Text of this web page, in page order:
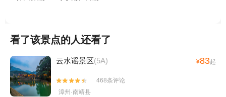
看了该景点的人还看了
云水谣景区(5A) ¥83起


468条评论
漳州·南靖县